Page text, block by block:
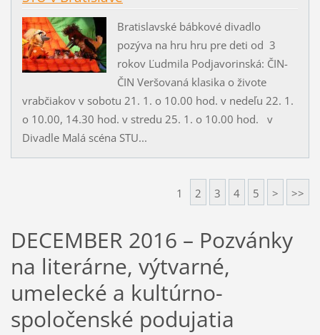
Bratislavské bábkové divadlo
pozýva na hru hru pre deti od 3
rokov Ľudmila Podjavorinská: ČIN-
ČIN Veršovaná klasika o živote
vrabčiakov v sobotu 21. 1. o 10.00 hod. v nedeľu 22. 1.
o 10.00, 14.30 hod. v stredu 25. 1. o 10.00 hod. v
Divadle Malá scéna STU...
1 2 3 4 5 > >>
DECEMBER 2016 – Pozvánky
na literárne, výtvarné,
umelecké a kultúrno-
spoločenské podujatia